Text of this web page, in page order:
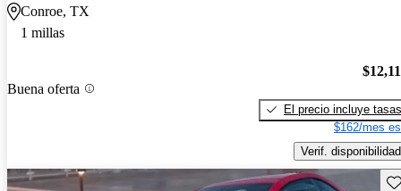
Conroe, TX
1 millas
Buena oferta
El precio incluye tasas
$162/mes
Verif. disponibilidad